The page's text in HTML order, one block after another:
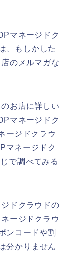
マネージドク
、もしかした
のメルマガな
お店に詳しい
マネージドク
ージドクラウ
マネージドク
で調べてみる
ドクラウドの
ージドクラウ
ンコードや割
分かりません